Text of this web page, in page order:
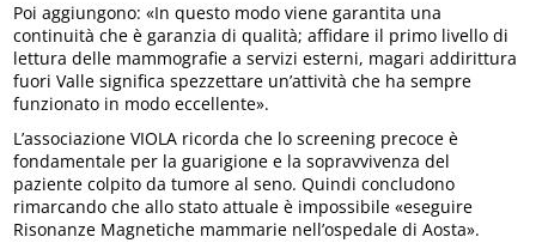
Poi aggiungono: «In questo modo viene garantita una
continuità che è garanzia di qualità; affidare il primo livello di
lettura delle mammografie a servizi esterni, magari addirittura
fuori Valle significa spezzettare un’attività che ha sempre
funzionato in modo eccellente».
L’associazione VIOLA ricorda che lo screening precoce è
fondamentale per la guarigione e la sopravvivenza del
paziente colpito da tumore al seno. Quindi concludono
rimarcando che allo stato attuale è impossibile «eseguire
Risonanze Magnetiche mammarie nell’ospedale di Aosta».